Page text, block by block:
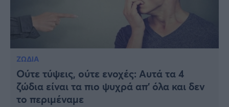
ΖΩΔΙΑ
Ούτε τύψεις, ούτε ενοχές: Αυτά τα 4
ζώδια είναι τα πιο ψυχρά απ’ όλα και δεν
το περιμέναμε